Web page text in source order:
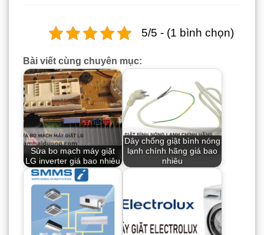
5/5 - (1 bình chọn)
Bài viết cùng chuyên mục:
Sửa bo mạch máy giặt
LG inverter giá bao nhiêu
Dây chống giật bình nóng
lạnh chính hãng giá bao
nhiêu